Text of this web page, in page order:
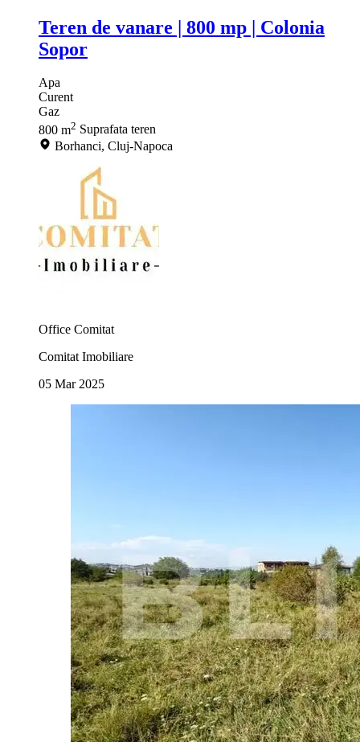
Teren de vanare | 800 mp | Colonia
Sopor
Apa
Curent
Gaz
800 m2 Suprafata teren
Borhanci, Cluj-Napoca
Office Comitat
Comitat Imobiliare
05 Mar 2025